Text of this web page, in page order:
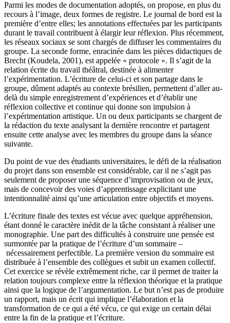
Parmi les modes de documentation adoptés, on propose, en plus du
recours à l’image, deux formes de registre. Le journal de bord est la
première d’entre elles; les annotations effectuées par les participants
durant le travail contribuent à élargir leur réflexion. Plus récemment,
les réseaux sociaux se sont chargés de diffuser les commentaires du
groupe. La seconde forme, enracinée dans les pièces didactiques de
Brecht (Koudela, 2001), est appelée « protocole ». Il s’agit de la
relation écrite du travail théâtral, destinée à alimenter
l’expérimentation. L’écriture de celui-ci et son partage dans le
groupe, dûment adaptés au contexte brésilien, permettent d’aller au-
delà du simple enregistrement d’expériences et d’établir une
réflexion collective et continue qui donne son impulsion à
l’expérimentation artistique. Un ou deux participants se chargent de
la rédaction du texte analysant la dernière rencontre et partagent
ensuite cette analyse avec les membres du groupe dans la séance
suivante.
Du point de vue des étudiants universitaires, le défi de la réalisation
du projet dans son ensemble est considérable, car il ne s’agit pas
seulement de proposer une séquence d’improvisation ou de jeux,
mais de concevoir des voies d’apprentissage explicitant une
intentionnalité ainsi qu’une articulation entre objectifs et moyens.
L’écriture finale des textes est vécue avec quelque appréhension,
étant donné le caractère inédit de la tâche consistant à réaliser une
monographie. Une part des difficultés à construire une pensée est
surmontée par la pratique de l’écriture d’un sommaire –
nécessairement perfectible. La première version du sommaire est
distribuée à l’ensemble des collègues et subit un examen collectif.
Cet exercice se révèle extrêmement riche, car il permet de traiter la
relation toujours complexe entre la réflexion théorique et la pratique
ainsi que la logique de l’argumentation. Le but n’est pas de produire
un rapport, mais un écrit qui implique l’élaboration et la
transformation de ce qui a été vécu, ce qui exige un certain délai
entre la fin de la pratique et l’écriture.